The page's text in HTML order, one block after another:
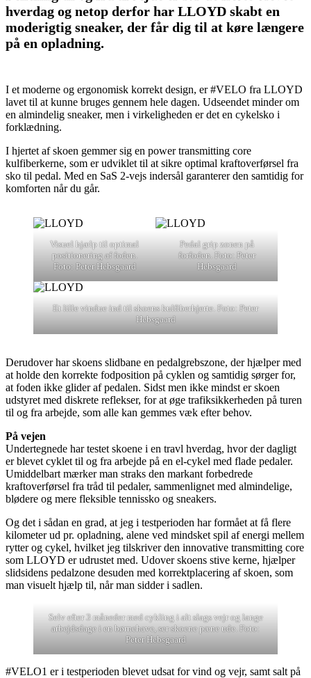
hverdag og netop derfor har LLOYD skabt en
moderigtig sneaker, der får dig til at køre længere
på en opladning.
I et moderne og ergonomisk korrekt design, er #VELO fra LLOYD
lavet til at kunne bruges gennem hele dagen. Udseendet minder om
en almindelig sneaker, men i virkeligheden er det en cykelsko i
forklædning.
I hjertet af skoen gemmer sig en power transmitting core
kulfiberkerne, som er udviklet til at sikre optimal kraftoverførsel fra
sko til pedal. Med en SaS 2-vejs indersål garanterer den samtidig for
komforten når du går.
Visuel hjælp til optimal
positionering af foden.
Foto: Peter Hebsgaard
Pedal grip zonen på
forfoden. Foto: Peter
Hebsgaard
Et lille vindue ind til skoens kulfiberhjerte. Foto: Peter
Hebsgaard
Derudover har skoens slidbane en pedalgrebszone, der hjælper med
at holde den korrekte fodposition på cyklen og samtidig sørger for,
at foden ikke glider af pedalen. Sidst men ikke mindst er skoen
udstyret med diskrete reflekser, for at øge trafiksikkerheden på turen
til og fra arbejde, som alle kan gemmes væk efter behov.
På vejen
Undertegnede har testet skoene i en travl hverdag, hvor der dagligt
er blevet cyklet til og fra arbejde på en el-cykel med flade pedaler.
Umiddelbart mærker man straks den markant forbedrede
kraftoverførsel fra tråd til pedaler, sammenlignet med almindelige,
blødere og mere fleksible tennissko og sneakers.
Og det i sådan en grad, at jeg i testperioden har formået at få flere
kilometer ud pr. opladning, alene ved mindsket spil af energi mellem
rytter og cykel, hvilket jeg tilskriver den innovative transmitting core
som LLOYD er udrustet med. Udover skoens stive kerne, hjælper
slidsidens pedalzone desuden med korrektplacering af skoen, som
man visuelt hjælp til, når man sidder i sadlen.
Selv efter 3 måneder med cykling i alt slags vejr og lange
arbejdsdage i en børnehave, ser skoene pæne ude. Foto:
Peter Hebsgaard
#VELO1 er i testperioden blevet udsat for vind og vejr, samt salt på